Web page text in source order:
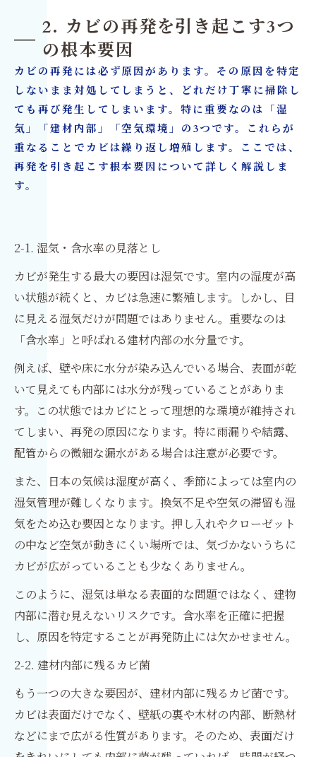
2. カビの再発を引き起こす3つ
の根本要因
カビの再発には必ず原因があります。その原因を特定
しないまま対処してしまうと、どれだけ丁寧に掃除し
ても再び発生してしまいます。特に重要なのは「湿
気」「建材内部」「空気環境」の3つです。これらが
重なることでカビは繰り返し増殖します。ここでは、
再発を引き起こす根本要因について詳しく解説しま
す。
2-1. 湿気・含水率の見落とし
カビが発生する最大の要因は湿気です。室内の湿度が高
い状態が続くと、カビは急速に繁殖します。しかし、目
に見える湿気だけが問題ではありません。重要なのは
「含水率」と呼ばれる建材内部の水分量です。
例えば、壁や床に水分が染み込んでいる場合、表面が乾
いて見えても内部には水分が残っていることがありま
す。この状態ではカビにとって理想的な環境が維持され
てしまい、再発の原因になります。特に雨漏りや結露、
配管からの微細な漏水がある場合は注意が必要です。
また、日本の気候は湿度が高く、季節によっては室内の
湿気管理が難しくなります。換気不足や空気の滞留も湿
気をため込む要因となります。押し入れやクローゼット
の中など空気が動きにくい場所では、気づかないうちに
カビが広がっていることも少なくありません。
このように、湿気は単なる表面的な問題ではなく、建物
内部に潜む見えないリスクです。含水率を正確に把握
し、原因を特定することが再発防止には欠かせません。
2-2. 建材内部に残るカビ菌
もう一つの大きな要因が、建材内部に残るカビ菌です。
カビは表面だけでなく、壁紙の裏や木材の内部、断熱材
などにまで広がる性質があります。そのため、表面だけ